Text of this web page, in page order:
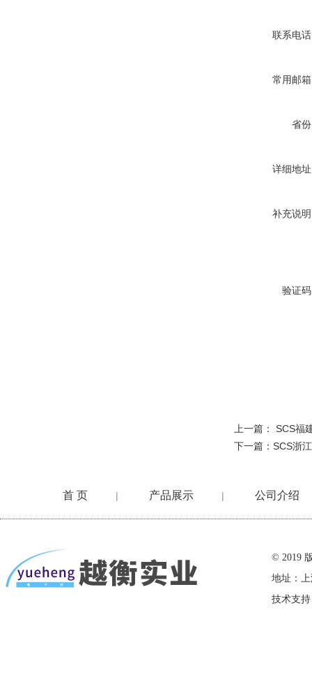
联系电
常用邮
省
详细地
补充说
验证
上一篇： SCS福
下一篇： SCS浙
首 页 | 产品展示 | 公司介绍
© 2019
地址：
技术支